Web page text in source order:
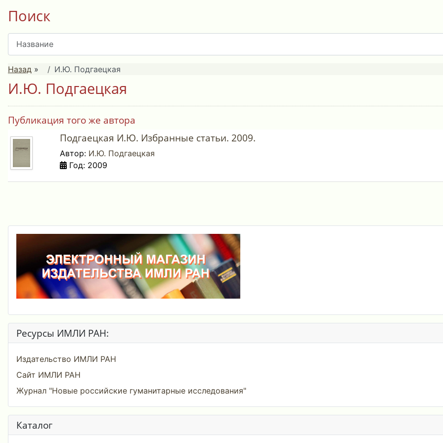
Поиск
Назад » И.Ю. Подгаецкая
И.Ю. Подгаецкая
Публикация того же автора
Подгаецкая И.Ю. Избранные статьи. 2009.
Автор: И.Ю. Подгаецкая
Год: 2009
Ресурсы ИМЛИ РАН:
Издательство ИМЛИ РАН
Сайт ИМЛИ РАН
Журнал "Новые российские гуманитарные исследования"
Каталог